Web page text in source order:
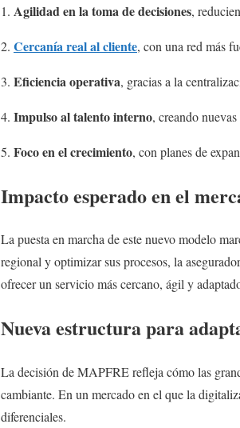
Agilidad en la toma de decisiones,
Cercanía real al cliente, con una red más
Eficiencia operativa, gracias a la
Impulso al talento interno, creando
Foco en el crecimiento, con planes de
Impacto esperado en el
La puesta en marcha de este nuevo modelo
regional y optimizar sus procesos, la
ofrecer un servicio más cercano, ágil y
Nueva estructura para
La decisión de MAPFRE refleja cómo las
cambiante. En un mercado en el que la
diferenciales.